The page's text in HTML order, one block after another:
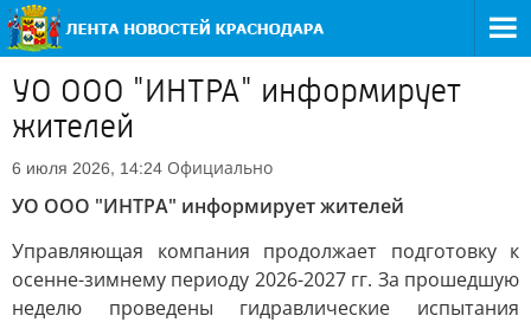
УО ООО "ИНТРА" информирует
жителей
6 июля 2026, 14:24 Официально
УО ООО "ИНТРА" информирует жителей
Управляющая компания продолжает подготовку к
осенне-зимнему периоду 2026-2027 гг. За прошедшую
неделю проведены гидравлические испытания